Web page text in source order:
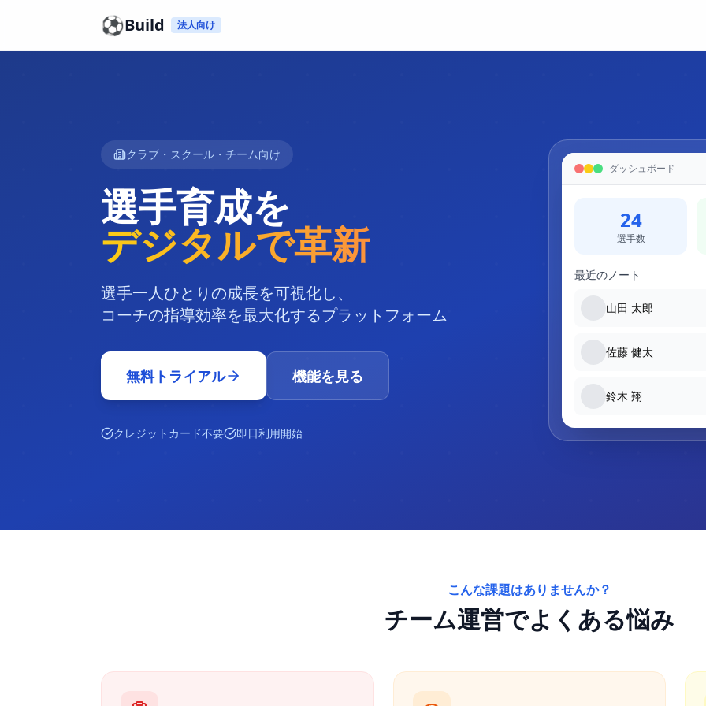
⚽Build 法人向け
クラブ・スクール・チーム向け
選手育成を
デジタルで革新
選手一人ひとりの成長を可視化し、
コーチの指導効率を最大化するプラットフォーム
無料トライアル 機能を見る
クレジットカード不要 即日利用開始
ダッシュボード
24
選手数
最近のノート
山田 太郎
佐藤 健太
鈴木 翔
こんな課題はありませんか？
チーム運営でよくある悩み